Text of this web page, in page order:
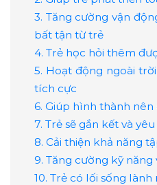
3. Tăng cường vận
bất tận từ trẻ
4. Trẻ học hỏi thêm
5. Hoạt động ngoài
tích cực
6. Giúp hình thành
7. Trẻ sẽ gắn kết và
8. Cải thiện khả năng
9. Tăng cường kỹ
10. Trẻ có lối sống